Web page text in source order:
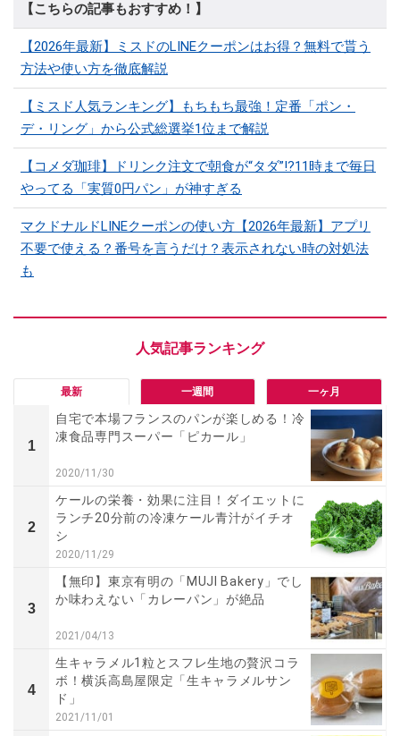
【こちらの記事もおすすめ！】
【2026年最新】ミスドのLINEクーポンはお得？無料で貰う
方法や使い方を徹底解説
【ミスド人気ランキング】もちもち最強！定番「ポン・
デ・リング」から公式総選挙1位まで解説
【コメダ珈琲】ドリンク注文で朝食が“タダ”!?11時まで毎日
やってる「実質0円パン」が神すぎる
マクドナルドLINEクーポンの使い方【2026年最新】アプリ
不要で使える？番号を言うだけ？表示されない時の対処法
も
最新 一週間 一ヶ月
1
自宅で本場フランスのパンが楽しめる！冷
凍食品専門スーパー「ピカール」
2020/11/30
2
ケールの栄養・効果に注目！ダイエットに
ランチ20分前の冷凍ケール青汁がイチオ
シ
2020/11/29
3
【無印】東京有明の「MUJI Bakery」でし
か味わえない「カレーパン」が絶品
2021/04/13
4
生キャラメル1粒とスフレ生地の贅沢コラ
ボ！横浜高島屋限定「生キャラメルサン
ド」
2021/11/01